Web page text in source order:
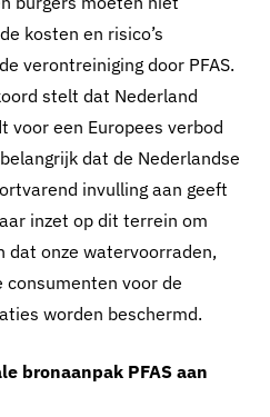
kosten en risico’s
verontreiniging door PFAS.
stelt dat Nederland
voor een Europees verbod
dat de Nederlandse
invulling aan geeft
inzet op dit terrein om
dat onze watervoorraden,
consumenten voor de
worden beschermd.
bronaanpak PFAS aan